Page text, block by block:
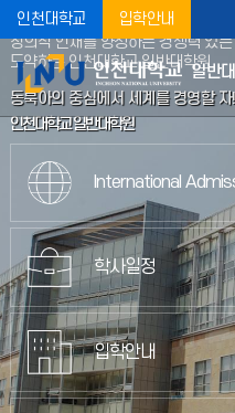
인천대학교 입학안내
일반
창의적 인재를 양성하는 경쟁력 있
도약하는 인천대학교 일반대학원
동북아의 중심에서 세계를 경영할
인천대학교 일반대학원
International
학사일정
입학안내